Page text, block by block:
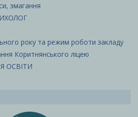
змагання
року та режим роботи закладу
Коритнянського ліцею
ОСВІТИ